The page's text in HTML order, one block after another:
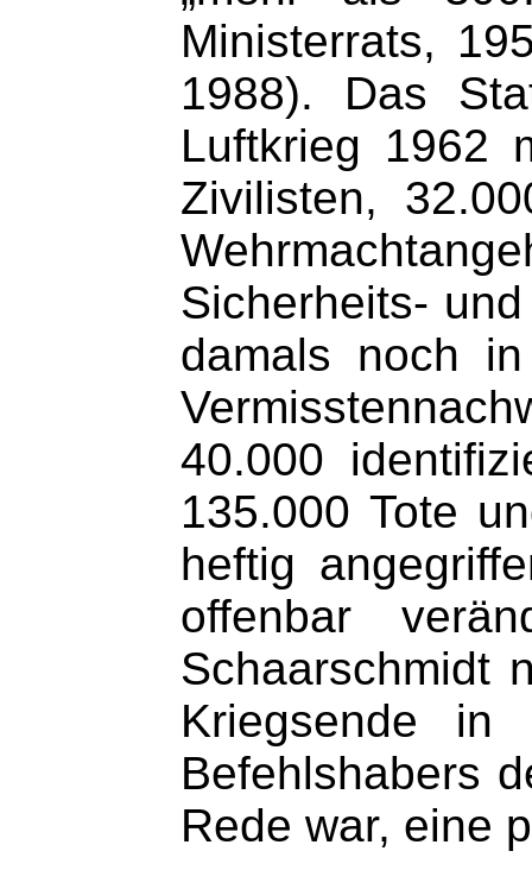
Ministerrats,
1988). Das
Luftkrieg 1962
Zivilisten,
Sicherheits-
damals noch
40.000
135.000 Tote
heftig
offenbar
Schaarschmidt
Kriegsende in
Befehlshabers
Rede war, eine